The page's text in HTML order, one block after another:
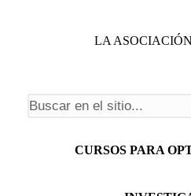
LA ASOCIACIÓN
Menú principal
CURSOS PARA